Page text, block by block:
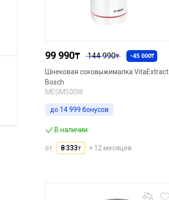
99 990₸ 144 990₸ -45 000₸
Шнековая соковыжималка VitaExtract
Bosch
MESM500W
до 14 999 бонусов
В наличии
от 8 333₸ × 12 месяцев